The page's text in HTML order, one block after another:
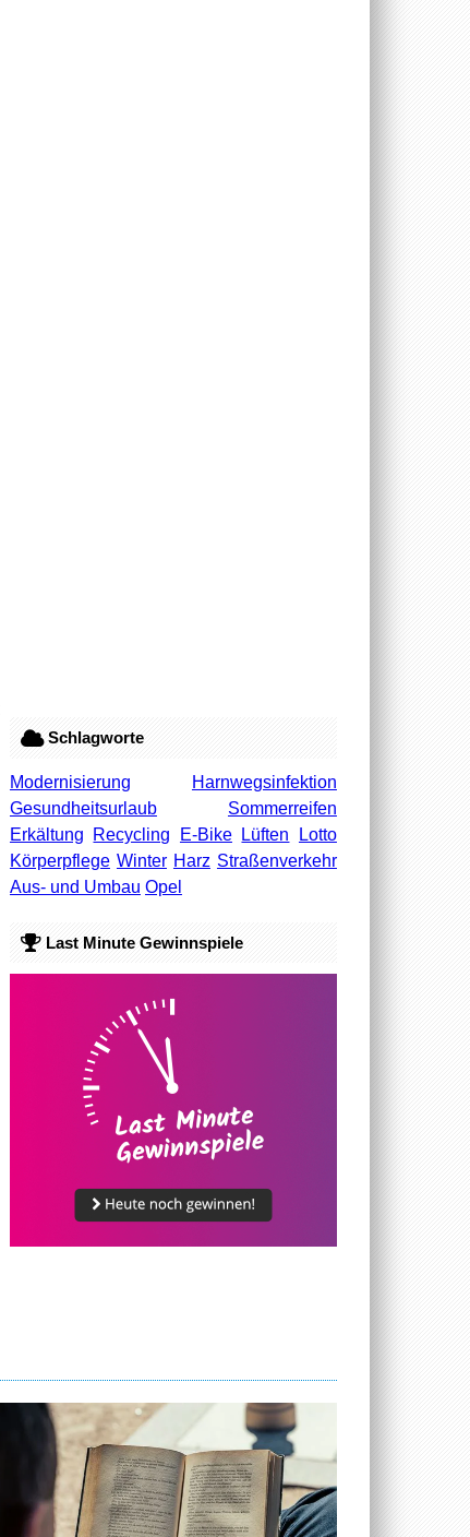
Schlagworte
Modernisierung
Harnwegsinfektion
Gesundheitsurlaub
Sommerreifen
Erkältung
Recycling E-Bike Lüften
Lotto
Körperpflege Winter Harz Straßenverkehr
Aus- und Umbau Opel
Last Minute Gewinnspiele